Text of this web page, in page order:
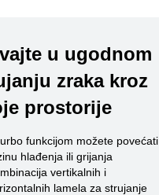
u ugodnom
zraka kroz
prostorije
funkcijom možete povećati
hlađenja ili grijanja
vertikalnih i
lamela za strujanje